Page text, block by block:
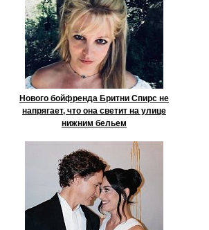
Нового бойфренда Бритни Спирс не
напрягает, что она светит на улице
нижним бельем